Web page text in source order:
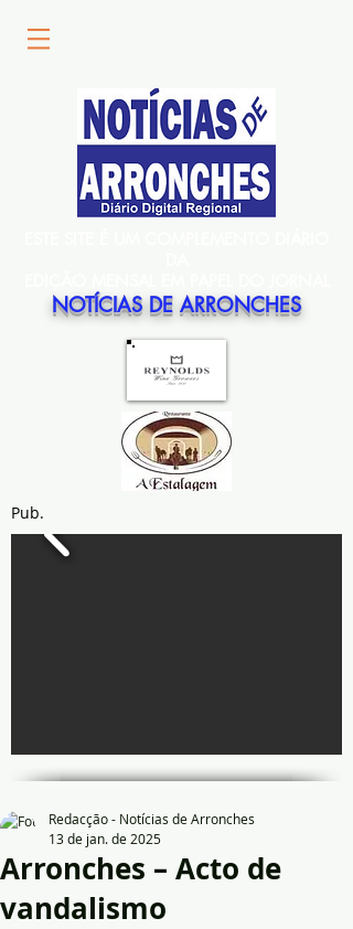
NOTÍCIAS DE ARRONCHES
Pub.
Arronches – Acto de
vandalismo
Redacção - Notícias de Arronches
13 de jan. de 2025